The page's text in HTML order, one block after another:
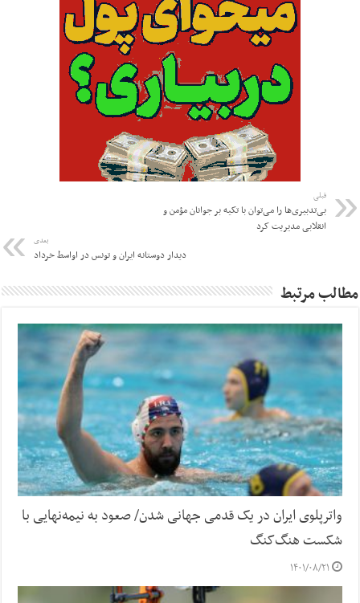
قبلی
بی‌تدبیری‌ها را می‌توان با تکیه بر جوانان مؤمن و
انقلابی مدیریت کرد
بعدی
دیدار دوستانه ایران و تونس در اواسط خرداد
مطالب مرتبط
واترپلوی ایران در یک قدمی جهانی شدن/ صعود به نیمه‌نهایی با
شکست هنگ‌کنگ
۱۴۰۱/۰۸/۲۱